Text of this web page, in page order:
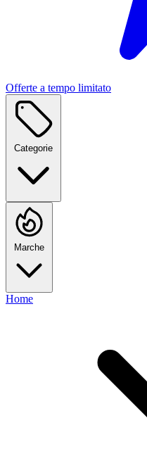
Offerte a tempo limitato
Categorie
Marche
Home